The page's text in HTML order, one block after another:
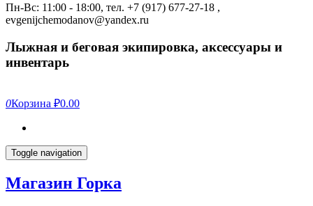
Пн-Вс: 11:00 - 18:00, тел. +7 (917) 677-27-18 ,
evgenijchemodanov@yandex.ru
Лыжная и беговая экипировка, аксессуары и
инвентарь
0Корзина ₽0.00
Toggle navigation
Магазин Горка